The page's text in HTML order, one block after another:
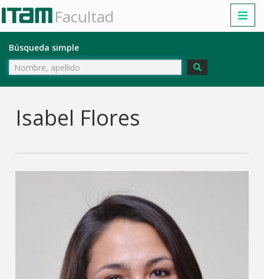
Facultad
Búsqueda simple
Isabel Flores